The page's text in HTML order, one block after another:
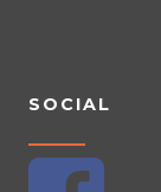
SOCIAL